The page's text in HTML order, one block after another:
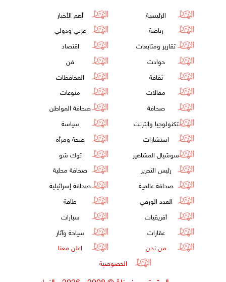
الرئيسية
أهم الأخبار
رياضة
عربي ودولي
تقارير ومتابعات
اقتصاد
حوادث
فن
ثقافة
المحافظات
مقالات
منوعات
صحافة
صحافة المواطن
تكنولوجيا وانترنت
سياسة
استشارات
صحة ومرأة
سوشيال المشاهير
توك شو
رئيس التحرير
صحافة محلية
صحافة عالمية
صحافة إسرائيلية
العدد الورقي
طاقة
أفريقيات
سيارات
عقارات
سياحة وآثار
من نحن
اعلن معنا
الخصوصية